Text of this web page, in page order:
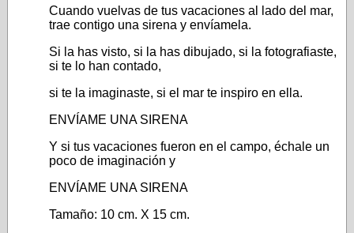
Cuando vuelvas de tus vacaciones al lado del mar,
trae contigo una sirena y envíamela.
Si la has visto, si la has dibujado, si la fotografiaste,
si te lo han contado,
si te la imaginaste, si el mar te inspiro en ella.
ENVÍAME UNA SIRENA
Y si tus vacaciones fueron en el campo, échale un
poco de imaginación y
ENVÍAME UNA SIRENA
Tamaño: 10 cm. X 15 cm.